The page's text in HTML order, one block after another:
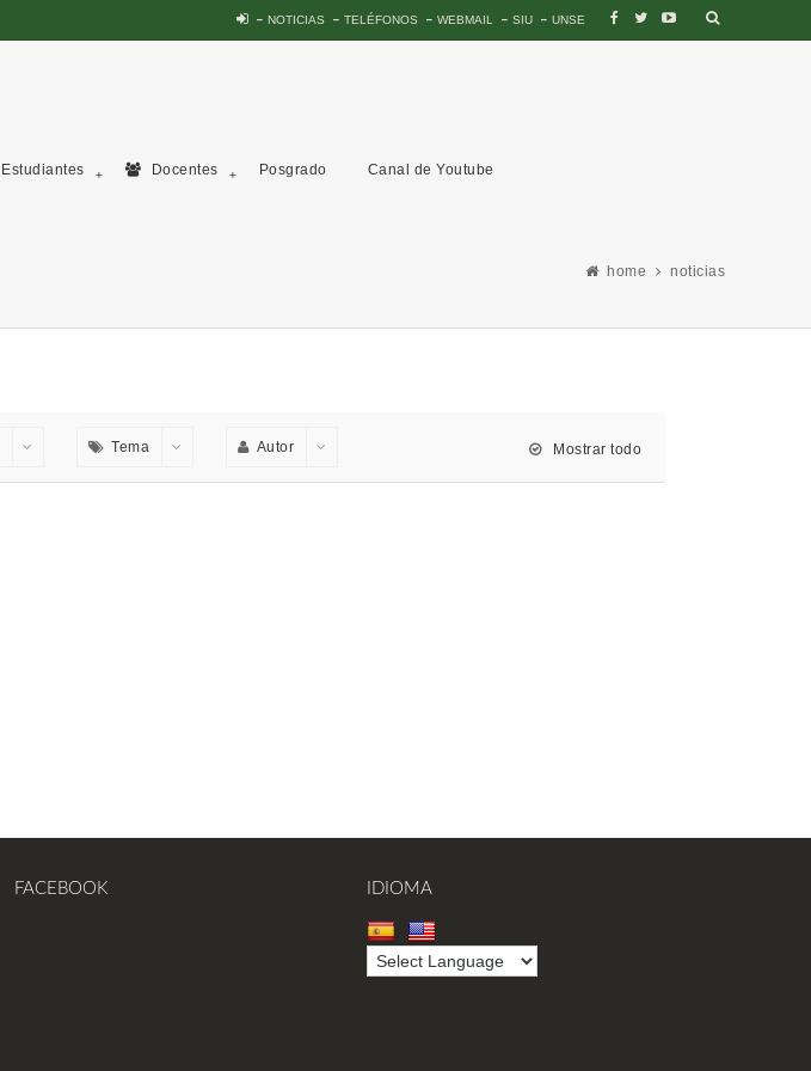
NOTICIAS TELÉFONOS WEBMAIL SIU UNSE
Estudiantes Docentes Posgrado Canal de Youtube
home noticias
Tema Autor Mostrar todo
FACEBOOK IDIOMA